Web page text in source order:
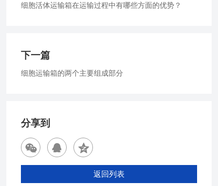
细胞活体运输箱在运输过程中有哪些方面的优势？
下一篇
细胞运输箱的两个主要组成部分
分享到
返回列表